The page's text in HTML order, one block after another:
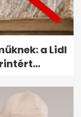
a Lidl